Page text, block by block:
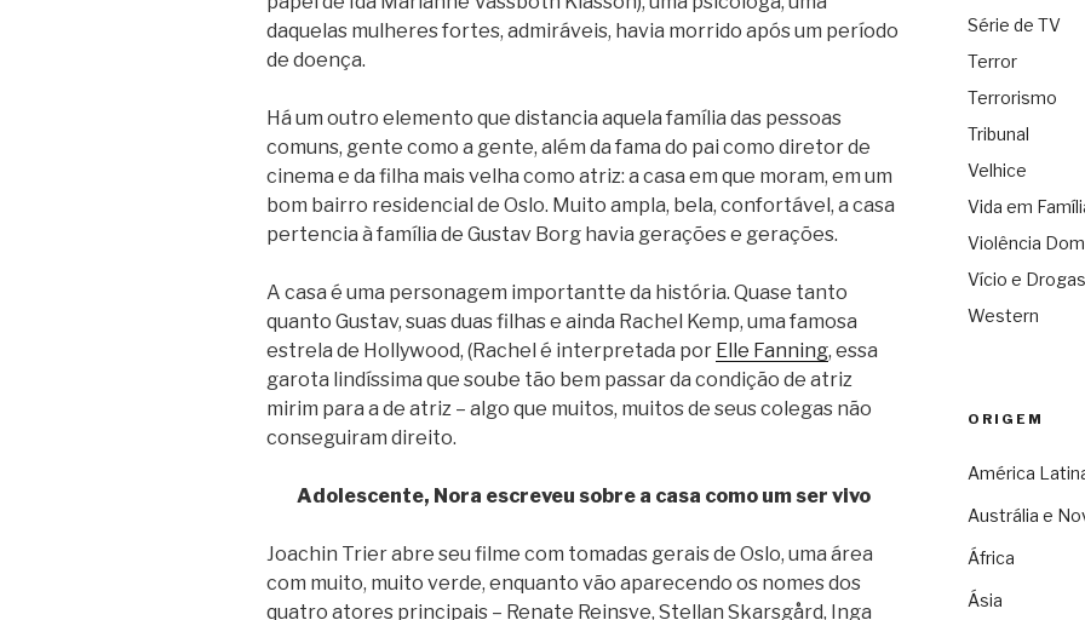
daquelas mulheres fortes, admiráveis, havia morrido após um período
de doença.
Há um outro elemento que distancia aquela família das pessoas
comuns, gente como a gente, além da fama do pai como diretor de
cinema e da filha mais velha como atriz: a casa em que moram, em um
bom bairro residencial de Oslo. Muito ampla, bela, confortável, a casa
pertencia à família de Gustav Borg havia gerações e gerações.
A casa é uma personagem importantte da história. Quase tanto
quanto Gustav, suas duas filhas e ainda Rachel Kemp, uma famosa
estrela de Hollywood, (Rachel é interpretada por Elle Fanning, essa
garota lindíssima que soube tão bem passar da condição de atriz
mirim para a de atriz – algo que muitos, muitos de seus colegas não
conseguiram direito.
Adolescente, Nora escreveu sobre a casa como um ser vivo
Joachin Trier abre seu filme com tomadas gerais de Oslo, uma área
com muito, muito verde, enquanto vão aparecendo os nomes dos
quatro atores principais – Renate Reinsve, Stellan Skarsgård, Inga
Série de TV
Terror
Terrorismo
Tribunal
Velhice
Vida em
Violência
Vício e Drogas
Western
ORIGEM
América
Austrália e
África
Ásia